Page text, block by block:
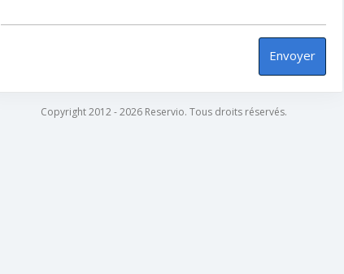
Envoyer
Copyright 2012 - 2026 Reservio. Tous droits réservés.